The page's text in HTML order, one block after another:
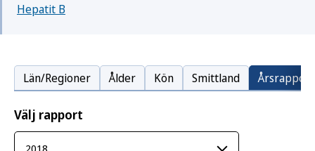
Hepatit B
Län/Regioner Ålder Kön Smittland Årsrapport
Välj rapport